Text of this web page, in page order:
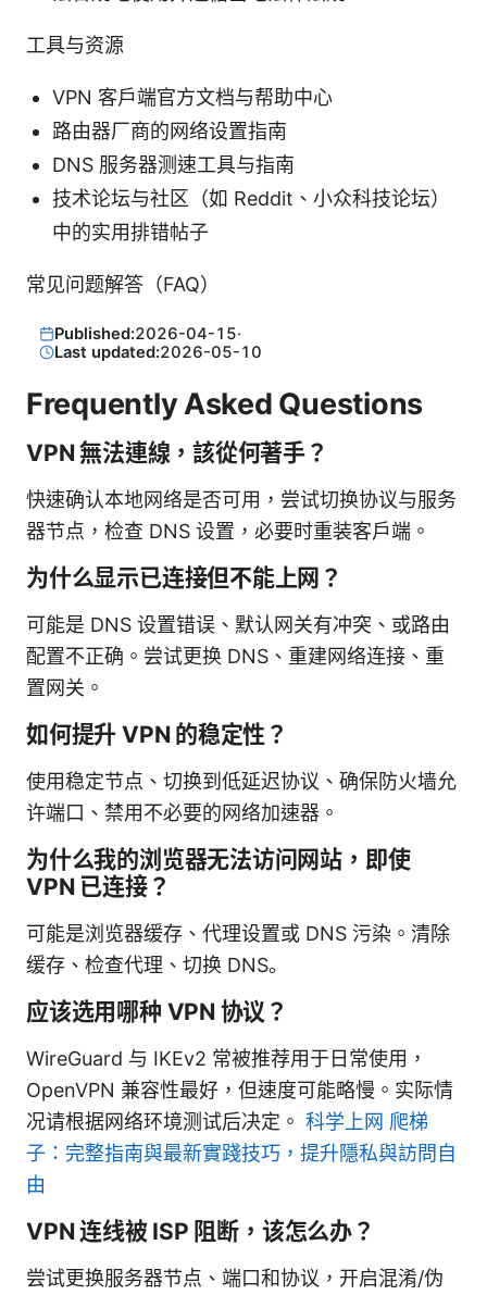
工具与资源
VPN 客户端官方文档与帮助中心
路由器厂商的网络设置指南
DNS 服务器测速工具与指南
技术论坛与社区（如 Reddit、小众科技论坛）
中的实用排错帖子
常见问题解答（FAQ）
Published:2026-04-15·
Last updated:2026-05-10
Frequently Asked Questions
VPN 無法連線，該從何著手？
快速确认本地网络是否可用，尝试切换协议与服务
器节点，检查 DNS 设置，必要时重装客户端。
为什么显示已连接但不能上网？
可能是 DNS 设置错误、默认网关有冲突、或路由
配置不正确。尝试更换 DNS、重建网络连接、重
置网关。
如何提升 VPN 的稳定性？
使用稳定节点、切换到低延迟协议、确保防火墙允
许端口、禁用不必要的网络加速器。
为什么我的浏览器无法访问网站，即使
VPN 已连接？
可能是浏览器缓存、代理设置或 DNS 污染。清除
缓存、检查代理、切换 DNS。
应该选用哪种 VPN 协议？
WireGuard 与 IKEv2 常被推荐用于日常使用，
OpenVPN 兼容性最好，但速度可能略慢。实际情
况请根据网络环境测试后决定。 科学上网 爬梯
子：完整指南與最新實踐技巧，提升隱私與訪問自
由
VPN 连线被 ISP 阻断，该怎么办？
尝试更换服务器节点、端口和协议，开启混淆/伪